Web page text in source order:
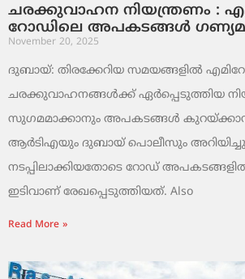
ചരക്കുവാഹന നിയന്ത്രണം :
റോഡിലെ അപകടങ്ങൾ
November 20, 2025
ദുബായ്: തിരക്കേറിയ സമയങ്ങളിൽ
ചരക്കുവാഹനങ്ങൾക്ക് ഏർപ്പെടുത്തിയ
സുഗമമാക്കാനും അപകടങ്ങൾ
ആർടിഎയും ദുബായ് പൊലീസും അറിയിച്ചു.
നടപ്പിലാക്കിയതോടെ റോഡ്
ഇടിവാണ് രേഖപ്പെടുത്തിയത്. Also
Read More »